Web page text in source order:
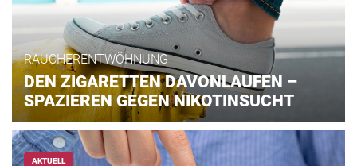
RAUCHERENTWÖHNUNG
DEN ZIGARETTEN DAVONLAUFEN –
SPAZIEREN GEGEN NIKOTINSUCHT
AKTUELL